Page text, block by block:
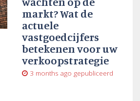
markt? Wat de
actuele
vastgoedcijfers
betekenen voor uw
verkoopstrategie
3 months ago gepubliceerd